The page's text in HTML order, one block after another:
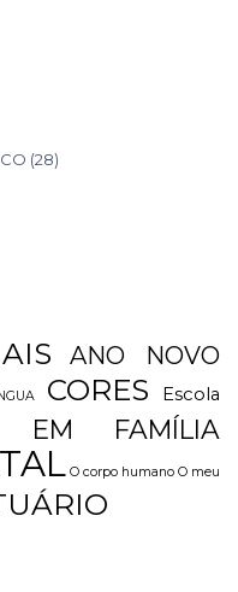
(28)
ANO NOVO
CORES Escola
EM FAMÍLIA
O corpo humano O meu